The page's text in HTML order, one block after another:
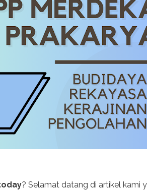
? Selamat datang di artikel kami